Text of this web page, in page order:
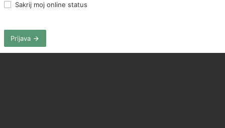
Sakrij moj online status
Prijava